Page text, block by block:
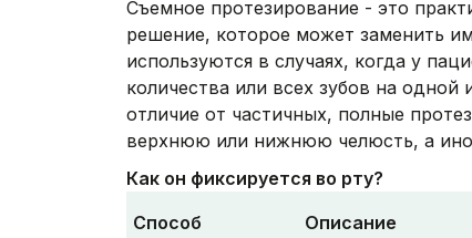
Съемное протезирование - это
решение, которое может заменить
используются в случаях, когда у
количества или всех зубов на одной
отличие от частичных, полные
верхнюю или нижнюю челюсть, а
Как он фиксируется во рту?
Способ
Описание